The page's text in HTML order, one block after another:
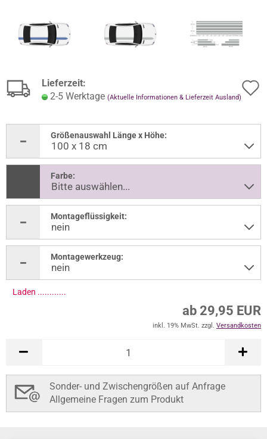
Lieferzeit:
2-5 Werktage (Aktuelle Informationen & Lieferzeit Ausland)
Größenauswahl Länge x Höhe:
Farbe:
Montageflüssigkeit:
Montagewerkzeug:
Laden .............
ab 29,95 EUR
inkl. 19% MwSt. zzgl. Versandkosten
Sonder- und Zwischengrößen auf Anfrage
Allgemeine Fragen zum Produkt